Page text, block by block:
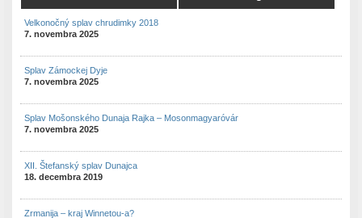
Velkonočný splav chrudimky 2018
7. novembra 2025
Splav Zámockej Dyje
7. novembra 2025
Splav Mošonského Dunaja Rajka – Mosonmagyaróvár
7. novembra 2025
XII. Štefanský splav Dunajca
18. decembra 2019
Zrmanija – kraj Winnetou-a?